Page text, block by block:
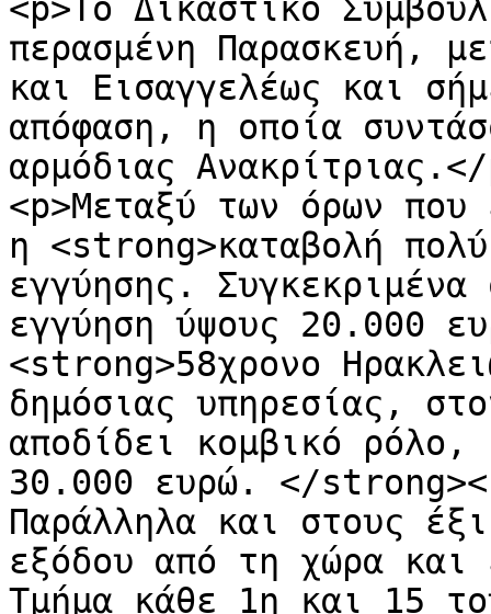
<p>Το Δικαστικό
περασμένη Παρασκευή,
και Εισαγγελέως και
απόφαση, η οποία
αρμόδιας
<p>Μεταξύ των όρων που
η <strong>καταβολή
εγγύησης.
εγγύηση ύψους 20.000
<strong>58χρονο
δημόσιας υπηρεσίας,
αποδίδει κομβικό ρόλο,
30.000 ευρώ. </
Παράλληλα και στους
εξόδου από τη χώρα και
Τμήμα κάθε 1η και 15